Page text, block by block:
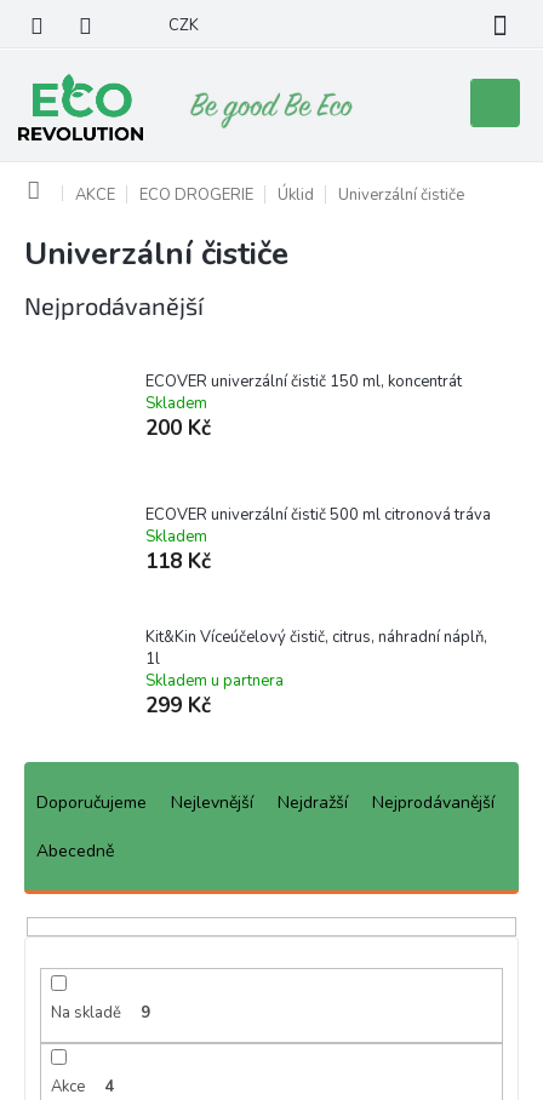
obsah
CZK
košík
Domů AKCE ECO DROGERIE Úklid Univerzální čističe
Univerzální čističe
Nejprodávanější
ECOVER univerzální čistič 150 ml, koncentrát
Skladem
200 Kč
ECOVER univerzální čistič 500 ml citronová tráva
Skladem
118 Kč
Kit&Kin Víceúčelový čistič, citrus, náhradní náplň,
1l
Skladem u partnera
299 Kč
Ř
p
Doporučujeme Nejlevnější Nejdražší Nejprodávanější
Abecedně
Na skladě 9
Akce 4